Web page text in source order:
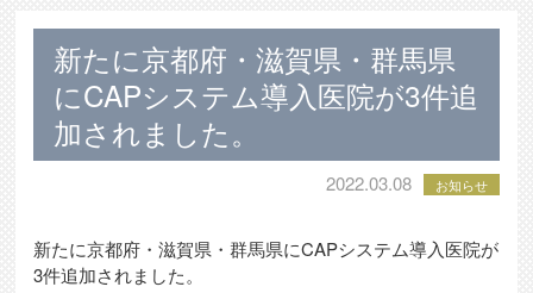
新たに京都府・滋賀県・群馬県
にCAPシステム導入医院が3件追
加されました。
2022.03.08 お知らせ
新たに京都府・滋賀県・群馬県にCAPシステム導入医院が
3件追加されました。